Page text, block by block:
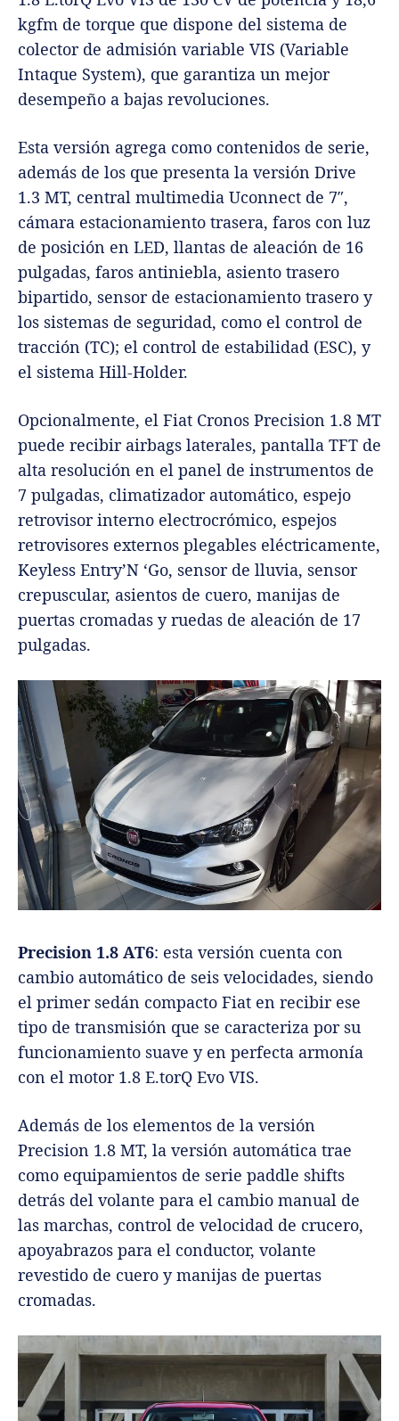
kgfm de torque que dispone del sistema de
colector de admisión variable VIS (Variable
Intaque System), que garantiza un mejor
desempeño a bajas revoluciones.
Esta versión agrega como contenidos de serie,
además de los que presenta la versión Drive
1.3 MT, central multimedia Uconnect de 7″,
cámara estacionamiento trasera, faros con luz
de posición en LED, llantas de aleación de 16
pulgadas, faros antiniebla, asiento trasero
bipartido, sensor de estacionamiento trasero y
los sistemas de seguridad, como el control de
tracción (TC); el control de estabilidad (ESC), y
el sistema Hill-Holder.
Opcionalmente, el Fiat Cronos Precision 1.8 MT
puede recibir airbags laterales, pantalla TFT de
alta resolución en el panel de instrumentos de
7 pulgadas, climatizador automático, espejo
retrovisor interno electrocrómico, espejos
retrovisores externos plegables eléctricamente,
Keyless Entry’N ‘Go, sensor de lluvia, sensor
crepuscular, asientos de cuero, manijas de
puertas cromadas y ruedas de aleación de 17
pulgadas.
Precision 1.8 AT6: esta versión cuenta con
cambio automático de seis velocidades, siendo
el primer sedán compacto Fiat en recibir ese
tipo de transmisión que se caracteriza por su
funcionamiento suave y en perfecta armonía
con el motor 1.8 E.torQ Evo VIS.
Además de los elementos de la versión
Precision 1.8 MT, la versión automática trae
como equipamientos de serie paddle shifts
detrás del volante para el cambio manual de
las marchas, control de velocidad de crucero,
apoyabrazos para el conductor, volante
revestido de cuero y manijas de puertas
cromadas.